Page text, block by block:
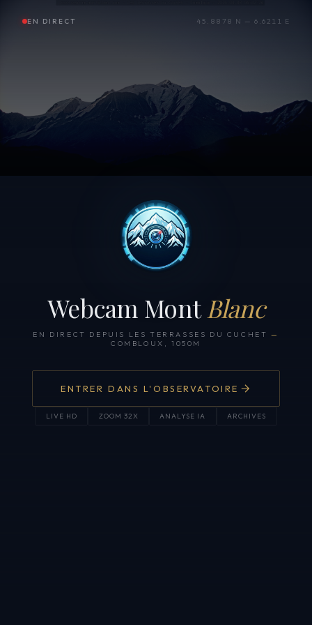
EN DIRECT 45.8878 N — 6.6211 E
Webcam Mont Blanc
EN DIRECT DEPUIS LES TERRASSES DU CUCHET —
COMBLOUX, 1050M
ENTRER DANS L'OBSERVATOIRE
LIVE HD ZOOM 32X ANALYSE IA ARCHIVES